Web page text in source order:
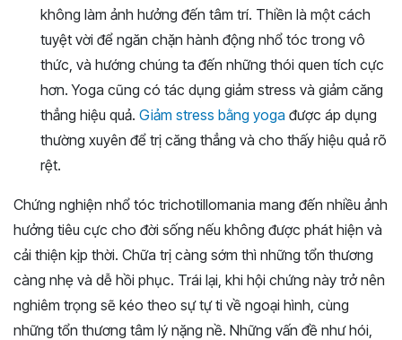
không làm ảnh hưởng đến tâm trí. Thiền là một cách
tuyệt vời để ngăn chặn hành động nhổ tóc trong vô
thức, và hướng chúng ta đến những thói quen tích cực
hơn. Yoga cũng có tác dụng giảm stress và giảm căng
thẳng hiệu quả. Giảm stress bằng yoga được áp dụng
thường xuyên để trị căng thẳng và cho thấy hiệu quả rõ
rệt.
Chứng nghiện nhổ tóc trichotillomania mang đến nhiều ảnh
hưởng tiêu cực cho đời sống nếu không được phát hiện và
cải thiện kịp thời. Chữa trị càng sớm thì những tổn thương
càng nhẹ và dễ hồi phục. Trái lại, khi hội chứng này trở nên
nghiêm trọng sẽ kéo theo sự tự ti về ngoại hình, cùng
những tổn thương tâm lý nặng nề. Những vấn đề như hói,